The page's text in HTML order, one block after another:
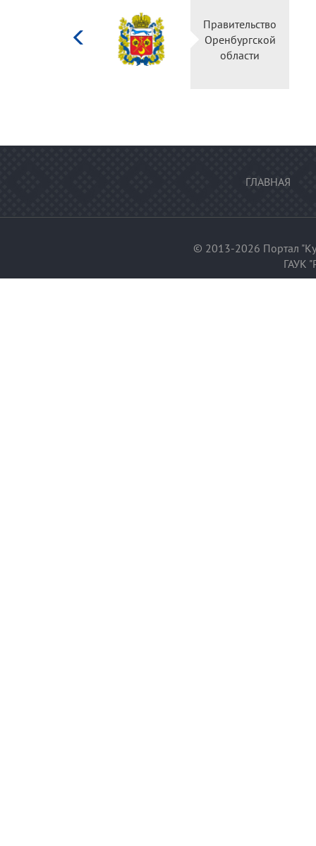
Министерство
культуры
Российской
федерации
ГЛАВНАЯ
© 2013-2026 Портал
ГАУК